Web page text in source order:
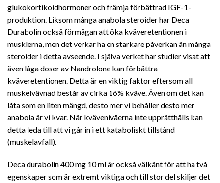
glukokortikoidhormoner och främja förbättrad IGF-1-
produktion. Liksom många anabola steroider har Deca
Durabolin också förmågan att öka kväveretentionen i
musklerna, men det verkar ha en starkare påverkan än många
steroider i detta avseende. I själva verket har studier visat att
även låga doser av Nandrolone kan förbättra
kväveretentionen. Detta är en viktig faktor eftersom all
muskelvävnad består av cirka 16% kväve. Även om det kan
låta som en liten mängd, desto mer vi behåller desto mer
anabola är vi kvar. När kvävenivåerna inte upprätthålls kan
detta leda till att vi går in i ett kataboliskt tillstånd
(muskelavfall).
Deca durabolin 400 mg 10 ml är också välkänt för att ha två
egenskaper som är extremt viktiga och till stor del skiljer det